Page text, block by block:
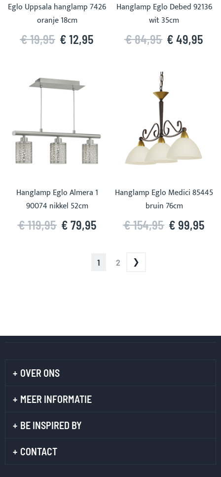
Eglo Uppsala hanglamp 7426
oranje 18cm
€ 12,95
€ 19,95
Hanglamp Eglo Debed 92136
wit 35cm
€ 49,95
€ 84,95
Hanglamp Eglo Almera 1
90074 nikkel 52cm
€ 79,95
€ 119,95
Hanglamp Eglo Medici 85445
bruin 76cm
€ 99,95
€ 154,95
U
1 PAGINA
2
OVER ONS
MEER INFORMATIE
BE INSPIRED BY
CONTACT